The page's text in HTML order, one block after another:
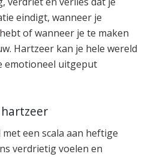
eindigt, wanneer je
hebt of wanneer je te maken
Hartzeer kan je hele wereld
emotioneel uitgeput
een scala aan heftige
verdrietig voelen en